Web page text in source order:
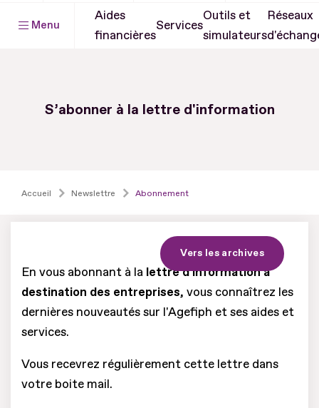
Menu
Aides
financières
Services
Outils et
simulateurs
Réseaux
S’abonner à la lettre d'information
Accueil Newslettre Abonnement
En vous abonnant à la lettre d'information à
destination des entreprises, vous connaîtrez les
dernières nouveautés sur l'Agefiph et ses aides et
services.
Vous recevrez régulièrement cette lettre dans
votre boite mail.
Vers les archives